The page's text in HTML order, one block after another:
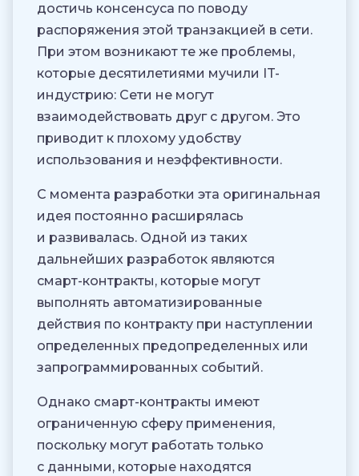
достичь консенсуса по поводу
распоряжения этой транзакцией в сети.
При этом возникают те же проблемы,
которые десятилетиями мучили IT-
индустрию: Сети не могут
взаимодействовать друг с другом. Это
приводит к плохому удобству
использования и неэффективности.
С момента разработки эта оригинальная
идея постоянно расширялась
и развивалась. Одной из таких
дальнейших разработок являются
смарт-контракты, которые могут
выполнять автоматизированные
действия по контракту при наступлении
определенных предопределенных или
запрограммированных событий.
Однако смарт-контракты имеют
ограниченную сферу применения,
поскольку могут работать только
с данными, которые находятся